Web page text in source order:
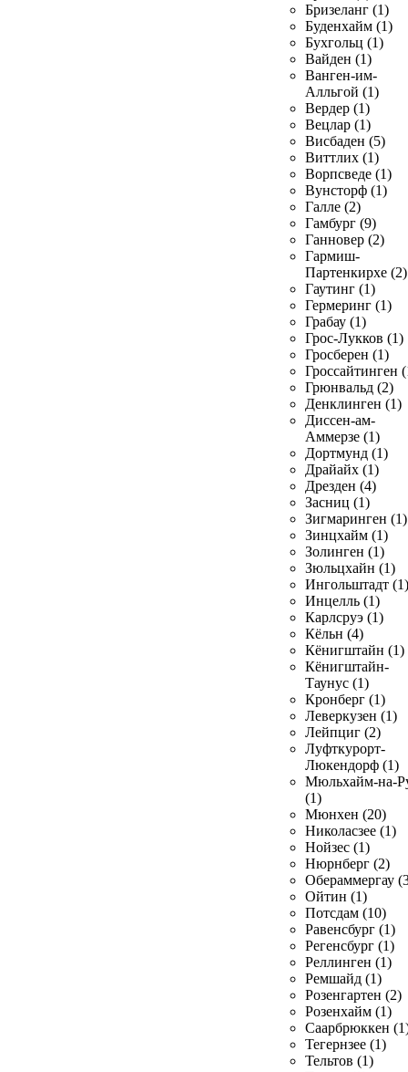
Бризеланг (1)
Буденхайм (1)
Бухгольц (1)
Вайден (1)
Ванген-им-
Алльгой (1)
Вердер (1)
Вецлар (1)
Висбаден (5)
Виттлих (1)
Ворпсведе (1)
Вунсторф (1)
Галле (2)
Гамбург (9)
Ганновер (2)
Гармиш-
Партенкирхе (2)
Гаутинг (1)
Гермеринг (1)
Грабау (1)
Грос-Лукков (1)
Гросберен (1)
Гроссайтинген
Грюнвальд (2)
Денклинген (1)
Диссен-ам-
Аммерзе (1)
Дортмунд (1)
Драйайх (1)
Дрезден (4)
Засниц (1)
Зигмаринген (1)
Зинцхайм (1)
Золинген (1)
Зюльцхайн (1)
Ингольштадт (1)
Инцелль (1)
Карлсруэ (1)
Кёльн (4)
Кёнигштайн (1)
Кёнигштайн-
Таунус (1)
Кронберг (1)
Леверкузен (1)
Лейпциг (2)
Луфткурорт-
Люкендорф (1)
Мюльхайм-на-
(1)
Мюнхен (20)
Николасзее (1)
Нойзес (1)
Нюрнберг (2)
Обераммергау
Ойтин (1)
Потсдам (10)
Равенсбург (1)
Регенсбург (1)
Реллинген (1)
Ремшайд (1)
Розенгартен (2)
Розенхайм (1)
Саарбрюккен
Тегернзее (1)
Тельтов (1)